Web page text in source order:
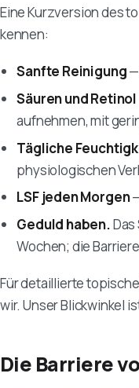
Eine Kurzversion des
kennen:
Sanfte Reinigung
Säuren und
aufnehmen, mit
Tägliche
physiologischen
LSF jeden Morgen
Geduld haben.
Wochen; die
Für detaillierte
wir. Unser Blickwinkel
Die Barriere